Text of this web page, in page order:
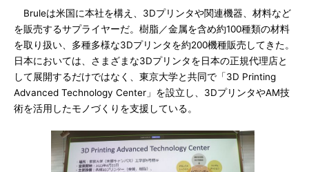
Bruleは米国に本社を構え、3Dプリンタや関連機器、材料など
を販売するサプライヤーだ。樹脂／金属を含め約100種類の材料
を取り扱い、多種多様な3Dプリンタを約200機種販売してきた。
日本においては、さまざまな3Dプリンタを日本の正規代理店と
して展開するだけではなく、東京大学と共同で「3D Printing
Advanced Technology Center」を設立し、3DプリンタやAM技
術を活用したモノづくりを支援している。